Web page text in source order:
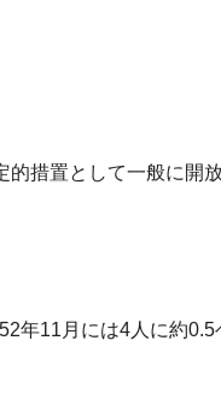
措置として一般に開
年11月には4人に約